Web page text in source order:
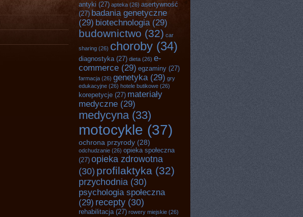
antyki (27) apteka (26) asertywność
(27) badania genetyczne
(29) biotechnologia (29)
budownictwo (32) car
sharing (26) choroby (34)
diagnostyka(27) dieta (26) e-
commerce (29) egzaminy (27)
farmacja (26) genetyka (29) gry
edukacyjne (26) hotele butikowe (26)
korepetycje (27) materiały
medyczne (29)
medycyna(33)
motocykle (37)
ochrona przyrody (28)
odchudzanie (26) opieka społeczna
(27) opieka zdrowotna
(30) profilaktyka (32)
przychodnia (30)
psychologia społeczna
(29) recepty (30)
rehabilitacja(27) rowery miejskie (26)